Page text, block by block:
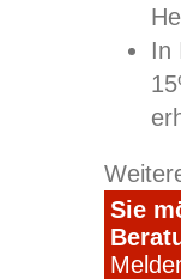
In
Sie